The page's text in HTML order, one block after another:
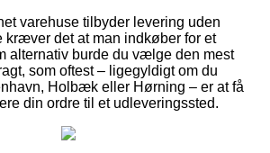
varehuse tilbyder levering uden
kræver det at man indkøber for et
alternativ burde du vælge den mest
som oftest – ligegyldigt om du
Holbæk eller Hørning – er at få
din ordre til et udleveringssted.